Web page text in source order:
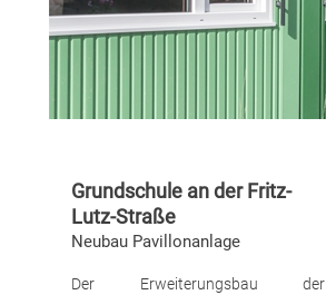
Grundschule an der Fritz-
Lutz-Straße
Neubau Pavillonanlage
Der Erweiterungsbau der